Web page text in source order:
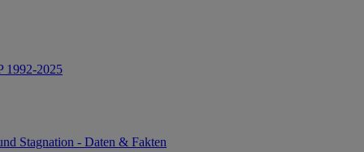
1992-2025
Stagnation - Daten & Fakten